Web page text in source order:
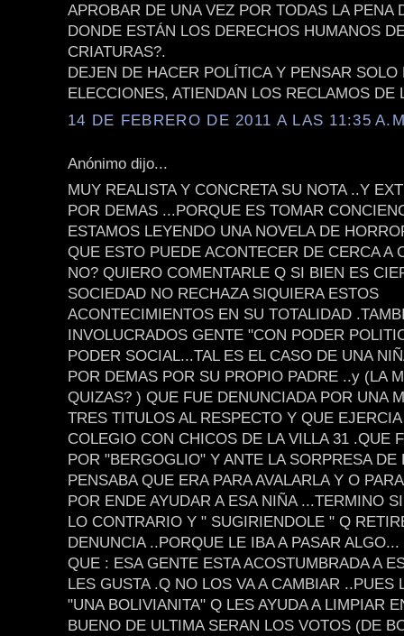
APROBAR DE UNA VEZ POR TODAS LA PENA
DONDE ESTÁN LOS DERECHOS HUMANOS
CRIATURAS?.
DEJEN DE HACER POLÍTICA Y PENSAR SOLO
ELECCIONES, ATIENDAN LOS RECLAMOS DE
14 DE FEBRERO DE 2011 A LAS 11:35
Anónimo dijo...
MUY REALISTA Y CONCRETA SU NOTA ..Y
POR DEMAS ...PORQUE ES TOMAR
ESTAMOS LEYENDO UNA NOVELA DE
QUE ESTO PUEDE ACONTECER DE CERCA A
NO? QUIERO COMENTARLE Q SI BIEN ES
SOCIEDAD NO RECHAZA SIQUIERA ESTOS
ACONTECIMIENTOS EN SU TOTALIDAD
INVOLUCRADOS GENTE "CON PODER
PODER SOCIAL...TAL ES EL CASO DE UNA
POR DEMAS POR SU PROPIO PADRE ..y (LA
QUIZAS? ) QUE FUE DENUNCIADA POR UNA
TRES TITULOS AL RESPECTO Y QUE
COLEGIO CON CHICOS DE LA VILLA 31 .QUE
POR "BERGOGLIO" Y ANTE LA SORPRESA DE
PENSABA QUE ERA PARA AVALARLA Y O
POR ENDE AYUDAR A ESA NIÑA ...TERMINO
LO CONTRARIO Y " SUGIRIENDOLE " Q
DENUNCIA ..PORQUE LE IBA A PASAR
QUE : ESA GENTE ESTA ACOSTUMBRADA A
LES GUSTA .Q NO LOS VA A CAMBIAR ..PUES
"UNA BOLIVIANITA" Q LES AYUDA A LIMPIAR
BUENO DE ULTIMA SERAN LOS VOTOS (DE